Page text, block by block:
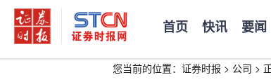
首页 快讯 要闻
您当前的位置： 证券时报 > 公司 >